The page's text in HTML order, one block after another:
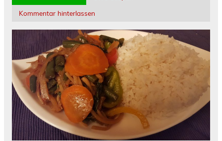
Kommentar hinterlassen